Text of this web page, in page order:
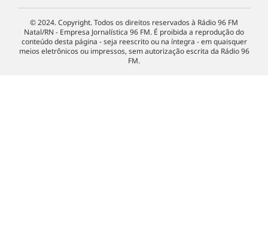
© 2024. Copyright. Todos os direitos reservados à Rádio 96 FM
Natal/RN - Empresa Jornalística 96 FM. É proibida a reprodução do
conteúdo desta página - seja reescrito ou na íntegra - em quaisquer
meios eletrônicos ou impressos, sem autorização escrita da Rádio 96
FM.